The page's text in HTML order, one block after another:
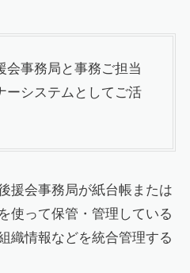
会事務局と事務ご担当
ーシステムとしてご活
援会事務局が紙台帳または
使って保管・管理している
織情報などを統合管理する